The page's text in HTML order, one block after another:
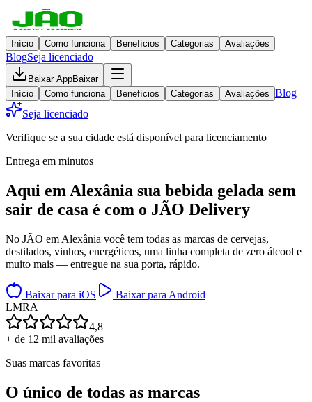
Início Como funciona Benefícios Categorias Avaliações
BlogSeja licenciado
Baixar AppBaixar
Início
Como funciona Benefícios Categorias Avaliações Blog
Seja licenciado
Verifique se a sua cidade está disponível para licenciamento
Entrega em minutos
Aqui em Alexânia sua bebida gelada sem
sair de casa é com o JÃO Delivery
No JÃO em Alexânia você tem todas as marcas de cervejas,
destilados, vinhos, energéticos, uma linha completa de zero álcool e
muito mais — entregue na sua porta, rápido.
Baixar para iOS
Baixar para Android
LMRA
4,8
+ de 12 mil avaliações
Suas marcas favoritas
O único de todas as marcas